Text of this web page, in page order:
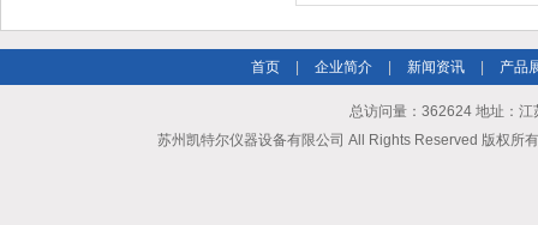
首页 | 企业简介 | 新闻资讯 | 产品
总访问量：362624 地址：
苏州凯特尔仪器设备有限公司 All Rights Reserved 版权所